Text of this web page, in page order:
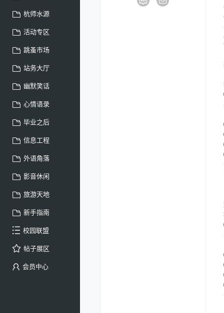
杭师水源
活动专区
跳蚤市场
站务大厅
幽默笑话
心情语录
毕业之后
信息工程
外语角落
影音休闲
旅游天地
新手指南
校园联盟
帖子展区
会员中心